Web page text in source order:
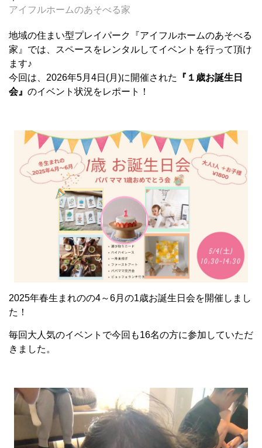
アイフルホームのあそべる家
地域の住まい型プレイパーク『アイフルホームのあそべる
家』では、スペースをレンタルしてイベントを行って頂け
ます♪
今回は、2026年5月4日(月)に開催された
『１歳お誕生日
会』 のイベント状況をレポート！
2025年春生まれのの4～6月の1歳お誕生日会を開催しまし
た！
毎回大人気のイベントで今回も16名の方に参加していただ
きました。